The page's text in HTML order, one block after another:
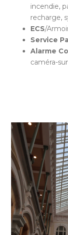
incendie,
recharge,
ECS/
Service
Alarme
caméra-